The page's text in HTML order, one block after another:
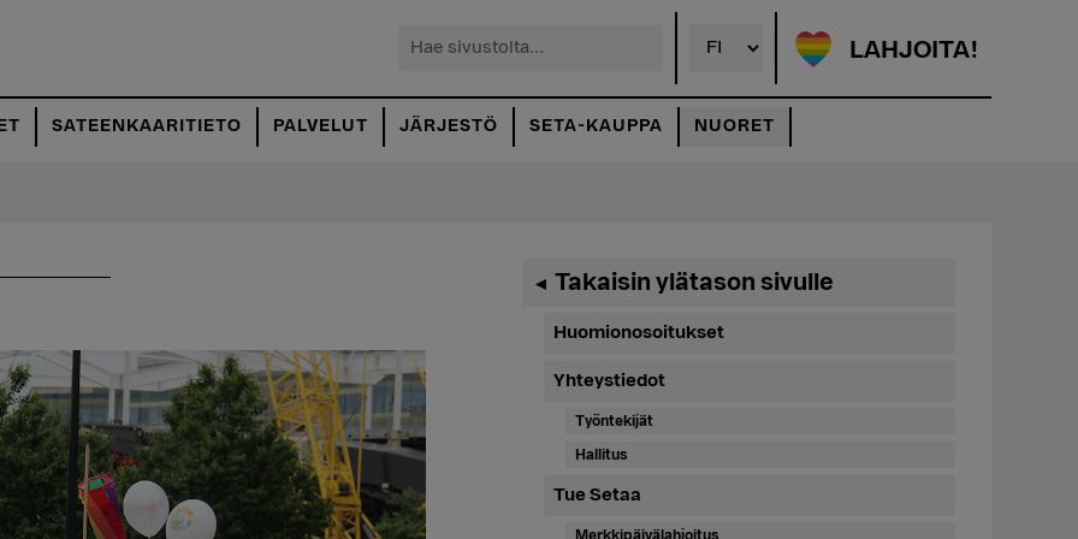
LAHJOITA!
Hae
SATEENKAARITIETO PALVELUT JÄRJESTÖ SETA-KAUPPA NUORET
Ensisijainen
sivupalkki
◄ Takaisin ylätason sivulle
Huomionosoitukset
Yhteystiedot
Työntekijät
Hallitus
Tue Setaa
Merkkipäivälahjoitus